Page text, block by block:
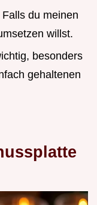
Falls du meinen
willst.
besonders
gehaltenen